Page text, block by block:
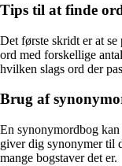
Tips til at finde
Det første skridt er at
ord med forskellige
hvilken slags ord der
Brug af
En synonymordbog
giver dig synonymer til
mange bogstaver det er.